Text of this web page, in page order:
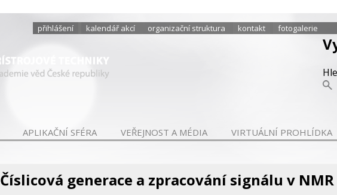
přihlášení kalendář akcí organizační struktura kontakt fotogalerie
APLIKAČNÍ SFÉRA VEŘEJNOST A MÉDIA VIRTUÁLNÍ PROHLÍDKA
Číslicová generace a zpracování signálu v